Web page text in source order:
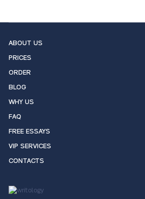
ABOUT US
PRICES
ORDER
BLOG
WHY US
FAQ
FREE ESSAYS
VIP SERVICES
CONTACTS